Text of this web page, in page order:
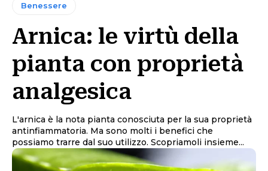
Benessere
Arnica: le virtù della
pianta con proprietà
analgesica
L'arnica è la nota pianta conosciuta per la sua proprietà
antinfiammatoria. Ma sono molti i benefici che
possiamo trarre dal suo utilizzo. Scopriamoli insieme...